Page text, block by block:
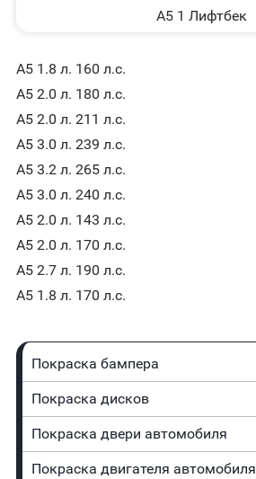
A5 1 Лифтбек
A5 1.8 л. 160 л.с.
A5 2.0 л. 180 л.с.
A5 2.0 л. 211 л.с.
A5 3.0 л. 239 л.с.
A5 3.2 л. 265 л.с.
A5 3.0 л. 240 л.с.
A5 2.0 л. 143 л.с.
A5 2.0 л. 170 л.с.
A5 2.7 л. 190 л.с.
A5 1.8 л. 170 л.с.
Покраска бампера
Покраска дисков
Покраска двери автомобиля
Покраска двигателя автомобиля